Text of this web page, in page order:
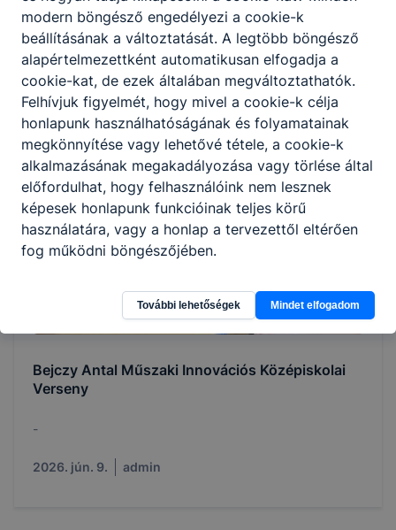
Javító vizsgák
2026. jún. 15. admin
Bejczy Antal Műszaki Innovációs Középiskolai
Verseny
-
2026. jún. 9. admin
modern böngésző engedélyezi a cookie-k
beállításának a változtatását. A legtöbb böngésző
alapértelmezettként automatikusan elfogadja a
cookie-kat, de ezek általában megváltoztathatók.
Felhívjuk figyelmét, hogy mivel a cookie-k célja
honlapunk használhatóságának és folyamatainak
megkönnyítése vagy lehetővé tétele, a cookie-k
alkalmazásának megakadályozása vagy törlése által
előfordulhat, hogy felhasználóink nem lesznek
képesek honlapunk funkcióinak teljes körű
használatára, vagy a honlap a tervezettől eltérően
fog működni böngészőjében.
További lehetőségek Mindet elfogadom